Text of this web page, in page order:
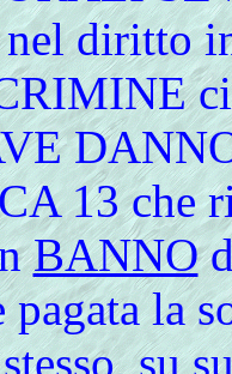
diritto
13 che
BANNO
pagata la
su